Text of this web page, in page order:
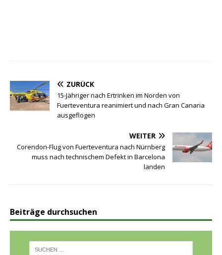
ZURÜCK
15-Jähriger nach Ertrinken im Norden von
Fuerteventura reanimiert und nach Gran Canaria
ausgeflogen
WEITER
Corendon-Flug von Fuerteventura nach Nürnberg
muss nach technischem Defekt in Barcelona
landen
Beiträge durchsuchen